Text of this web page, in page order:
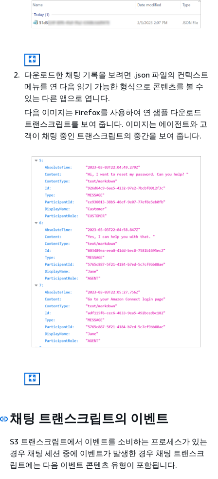
다운로드한 채팅 기록을 보려면 .json 파일의 컨텍스트
메뉴를 연 다음 읽기 가능한 형식으로 콘텐츠를 볼 수
있는 다른 앱으로 엽니다.
다음 이미지는 Firefox를 사용하여 연 샘플 다운로드
트랜스크립트를 보여 줍니다. 이미지는 에이전트와 고
객이 채팅 중인 트랜스크립트의 중간을 보여 줍니다.
채팅 트랜스크립트의 이벤트
S3 트랜스크립트에서 이벤트를 소비하는 프로세스가 있는
경우 채팅 세션 중에 이벤트가 발생한 경우 채팅 트랜스크
립트에는 다음 이벤트 콘텐츠 유형이 포함됩니다.